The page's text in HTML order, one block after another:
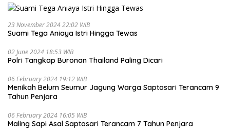
23 November 2024 22:02 WIB
Suami Tega Aniaya Istri Hingga Tewas
02 June 2024 18:53 WIB
Polri Tangkap Buronan Thailand Paling Dicari
06 February 2024 19:12 WIB
Menikah Belum Seumur Jagung Warga Saptosari Terancam 9
Tahun Penjara
06 February 2024 16:05 WIB
Maling Sapi Asal Saptosari Terancam 7 Tahun Penjara